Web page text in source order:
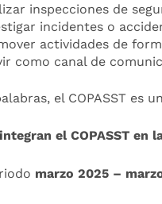
inspecciones de
incidentes o
actividades de
como canal de
el COPASST es
el COPASST en
marzo 2025 –